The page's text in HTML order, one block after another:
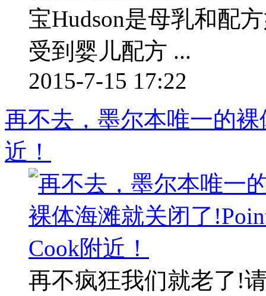
宝Hudson是母乳和配
受到婴儿配方 ...
2015-7-15 17:22
再不去，墨尔本唯一的
近！
再不疯狂我们就老了!